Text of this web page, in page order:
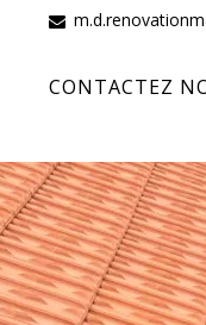
CONTACTEZ